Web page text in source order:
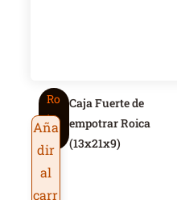
Ro
ic
Caja Fuerte de
empotrar Roica
(13x21x9)
Aña
dir
al
carr